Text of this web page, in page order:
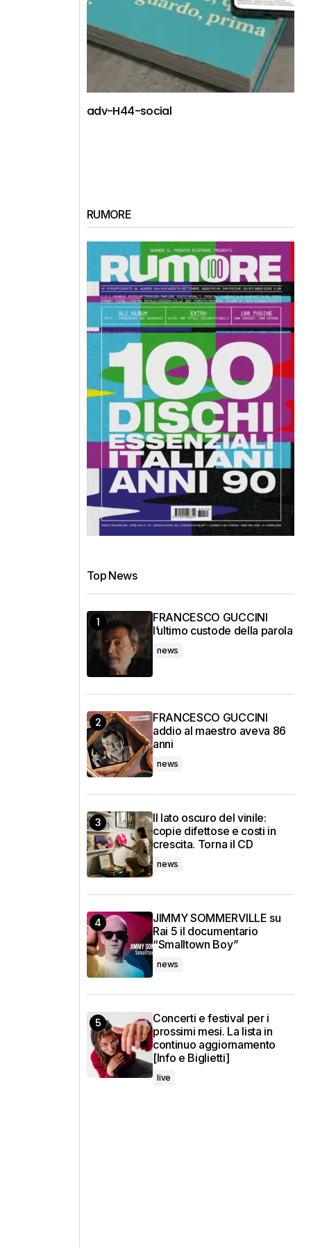
adv-H44-social
RUMORE
Top News
FRANCESCO GUCCINI
l’ultimo custode della parola
news
FRANCESCO GUCCINI
addio al maestro aveva 86
anni
news
Il lato oscuro del vinile:
copie difettose e costi in
crescita. Torna il CD
news
JIMMY SOMMERVILLE su
Rai 5 il documentario
“Smalltown Boy”
news
Concerti e festival per i
prossimi mesi. La lista in
continuo aggiornamento
[Info e Biglietti]
live